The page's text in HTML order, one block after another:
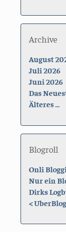
Archive
August
Juli 2026
Juni 2026
Das
Älteres ...
Blogroll
Onli
Nur ein
Dirks
<